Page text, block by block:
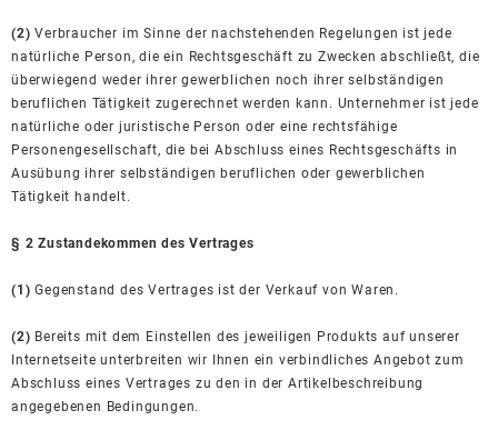
(2) Verbraucher im Sinne der nachstehenden Regelungen ist jede
natürliche Person, die ein Rechtsgeschäft zu Zwecken abschließt, die
überwiegend weder ihrer gewerblichen noch ihrer selbständigen
beruflichen Tätigkeit zugerechnet werden kann. Unternehmer ist jede
natürliche oder juristische Person oder eine rechtsfähige
Personengesellschaft, die bei Abschluss eines Rechtsgeschäfts in
Ausübung ihrer selbständigen beruflichen oder gewerblichen
Tätigkeit handelt.
§ 2 Zustandekommen des Vertrages
(1) Gegenstand des Vertrages ist der Verkauf von Waren.
(2) Bereits mit dem Einstellen des jeweiligen Produkts auf unserer
Internetseite unterbreiten wir Ihnen ein verbindliches Angebot zum
Abschluss eines Vertrages zu den in der Artikelbeschreibung
angegebenen Bedingungen.